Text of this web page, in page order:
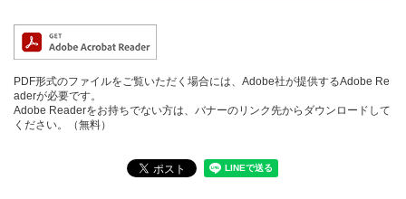
PDF形式のファイルをご覧いただく場合には、Adobe社が提供するAdobe Re
aderが必要です。
Adobe Readerをお持ちでない方は、バナーのリンク先からダウンロードして
ください。（無料）